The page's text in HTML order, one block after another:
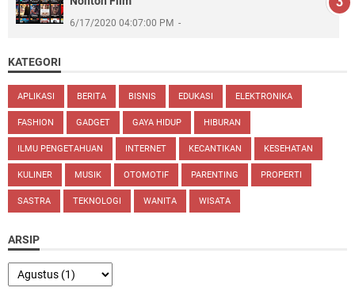
6/17/2020 04:07:00 PM
KATEGORI
APLIKASI BERITA BISNIS EDUKASI ELEKTRONIKA
FASHION GADGET GAYA HIDUP HIBURAN
ILMU PENGETAHUAN INTERNET KECANTIKAN KESEHATAN
KULINER MUSIK OTOMOTIF PARENTING PROPERTI
SASTRA TEKNOLOGI WANITA WISATA
ARSIP